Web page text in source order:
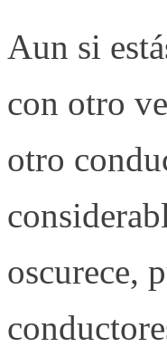
Aun si
con otro
otro
oscurece,